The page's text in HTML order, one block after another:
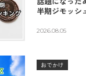
半期ジモッシ
2026.08.05
おでかけ